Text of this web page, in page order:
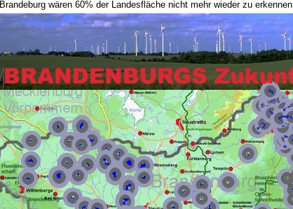
wären 60% der Landesfläche nicht mehr wieder zu erkennen